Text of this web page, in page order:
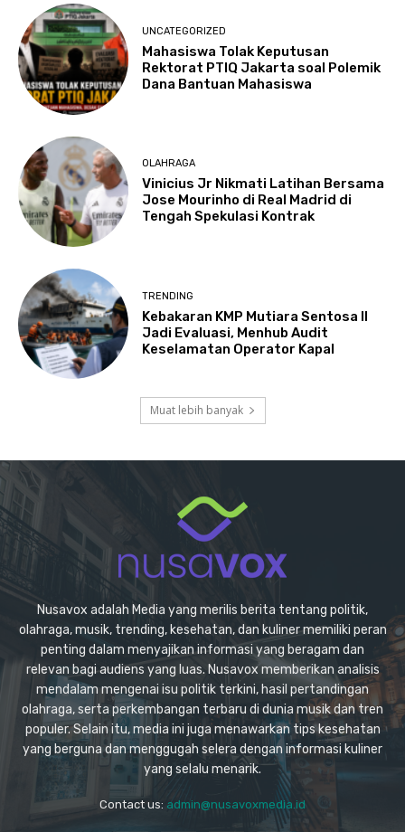
UNCATEGORIZED
Mahasiswa Tolak Keputusan
Rektorat PTIQ Jakarta soal Polemik
Dana Bantuan Mahasiswa
OLAHRAGA
Vinicius Jr Nikmati Latihan Bersama
Jose Mourinho di Real Madrid di
Tengah Spekulasi Kontrak
TRENDING
Kebakaran KMP Mutiara Sentosa II
Jadi Evaluasi, Menhub Audit
Keselamatan Operator Kapal
Muat lebih banyak
Nusavox adalah Media yang merilis berita tentang politik,
olahraga, musik, trending, kesehatan, dan kuliner memiliki peran
penting dalam menyajikan informasi yang beragam dan
relevan bagi audiens yang luas. Nusavox memberikan analisis
mendalam mengenai isu politik terkini, hasil pertandingan
olahraga, serta perkembangan terbaru di dunia musik dan tren
populer. Selain itu, media ini juga menawarkan tips kesehatan
yang berguna dan menggugah selera dengan informasi kuliner
yang selalu menarik.
Contact us: admin@nusavoxmedia.id